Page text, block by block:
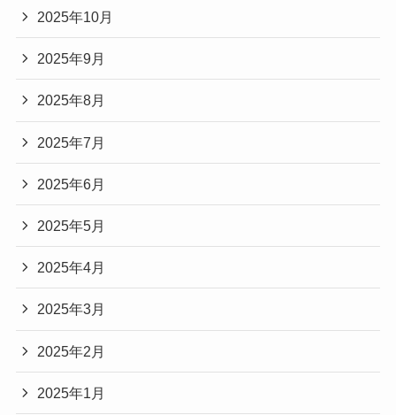
2025年10月
2025年9月
2025年8月
2025年7月
2025年6月
2025年5月
2025年4月
2025年3月
2025年2月
2025年1月